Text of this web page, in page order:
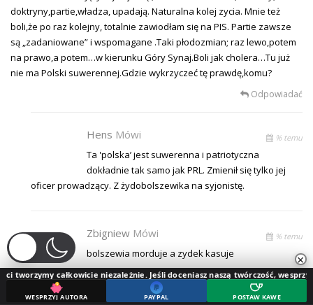
doktryny,partie,władza, upadają. Naturalna kolej zycia. Mnie też
boli,że po raz kolejny, totalnie zawiodłam się na PIS. Partie zawsze
są „zadaniowane” i wspomagane .Taki płodozmian; raz lewo,potem
na prawo,a potem…w kierunku Góry Synaj.Boli jak cholera…Tu już
nie ma Polski suwerennej.Gdzie wykrzyczeć tę prawdę,komu?
Odpowiadać
Hens Mówi % temu
Ta 'polska’ jest suwerenna i patriotyczna
dokładnie tak samo jak PRL. Zmienił się tylko jej
oficer prowadzący. Z żydobolszewika na syjonistę.
Zbigniew Mówi % temu
bolszewia morduje a zydek kasuje ×
całkowicie niezależnie. Jeśli doceniasz naszą twórczość, wesprzyj jej rozwój.
WESPRZYJ AUTORA PAYPAL POSTAW KAWĘ